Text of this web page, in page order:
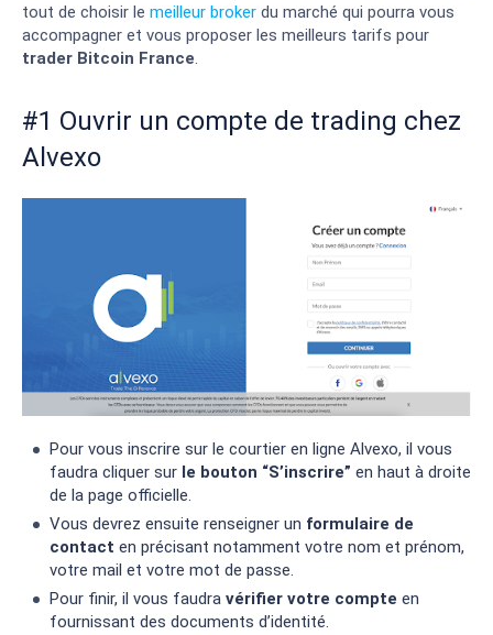
tout de choisir le meilleur broker du marché qui pourra vous
accompagner et vous proposer les meilleurs tarifs pour
trader Bitcoin France.
#1 Ouvrir un compte de trading chez
Alvexo
Pour vous inscrire sur le courtier en ligne Alvexo, il vous
faudra cliquer sur le bouton “S’inscrire” en haut à droite
de la page officielle.
Vous devrez ensuite renseigner un formulaire de
contact en précisant notamment votre nom et prénom,
votre mail et votre mot de passe.
Pour finir, il vous faudra vérifier votre compte en
fournissant des documents d’identité.